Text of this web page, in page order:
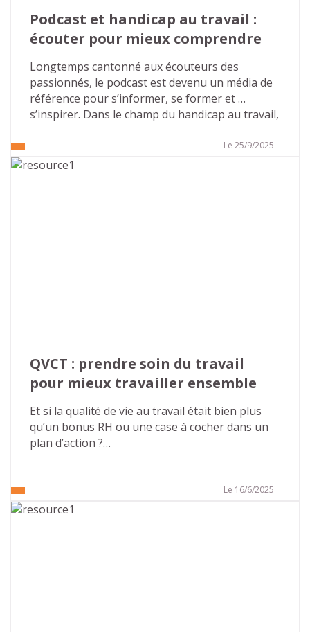
Podcast et handicap au travail :
écouter pour mieux comprendre
Longtemps cantonné aux écouteurs des
passionnés, le podcast est devenu un média de
référence pour s’informer, se former et
s’inspirer. Dans le champ du handicap au travail,
parcours pluriels, des clés concrètes pour agir
en entreprise. Avec ses deux saisons déjà
Le 25/9/2025
QVCT : prendre soin du travail
pour mieux travailler ensemble
Et si la qualité de vie au travail était bien plus
qu’un bonus RH ou une case à cocher dans un
plan d’action ?
évolution, où les exigences s’accumulent et les
repères bougent, il devient essentiel de
Le 16/6/2025